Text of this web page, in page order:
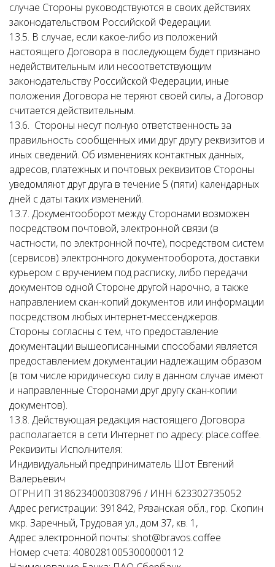
случае Стороны руководствуются в своих действиях
законодательством Российской Федерации.
13.5. В случае, если какое-либо из положений
настоящего Договора в последующем будет признано
недействительным или несоответствующим
законодательству Российской Федерации, иные
положения Договора не теряют своей силы, а Договор
считается действительным.
13.6. Стороны несут полную ответственность за
правильность сообщенных ими друг другу реквизитов и
иных сведений. Об изменениях контактных данных,
адресов, платежных и почтовых реквизитов Стороны
уведомляют друг друга в течение 5 (пяти) календарных
дней с даты таких изменений.
13.7. Документооборот между Сторонами возможен
посредством почтовой, электронной связи (в
частности, по электронной почте), посредством систем
(сервисов) электронного документооборота, доставки
курьером с вручением под расписку, либо передачи
документов одной Стороне другой нарочно, а также
направлением скан-копий документов или информации
посредством любых интернет-мессенджеров.
Стороны согласны с тем, что предоставление
документации вышеописанными способами является
предоставлением документации надлежащим образом
(в том числе юридическую силу в данном случае имеют
и направленные Сторонами друг другу скан-копии
документов).
13.8. Действующая редакция настоящего Договора
располагается в сети Интернет по адресу: place.coffee.
Реквизиты Исполнителя:
Индивидуальный предприниматель Шот Евгений
Валерьевич
ОГРНИП 3186234000308796 / ИНН 623302735052
Адрес регистрации: 391842, Рязанская обл., гор. Скопин
мкр. Заречный, Трудовая ул., дом 37, кв. 1,
Адрес электронной почты: shot@bravos.coffee
Номер счета: 40802810053000000112